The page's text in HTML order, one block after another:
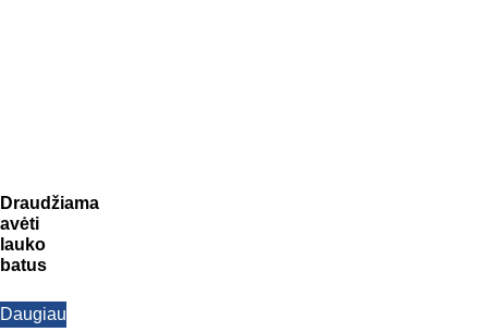
Draudžiama
avėti
lauko
batus
Daugiau